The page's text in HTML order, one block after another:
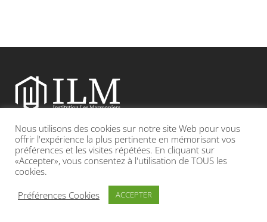
Etablissement catholique sous contrat d’association avec l’Etat
Adresse : 19, Grande rue 69420 CONDRIEU
INFOS LÉGALES POLITIQUE DE CONFIDENTIALITÉ
Nous utilisons des cookies sur notre site Web pour vous
offrir l'expérience la plus pertinente en mémorisant vos
préférences et les visites répétées. En cliquant sur
«Accepter», vous consentez à l'utilisation de TOUS les
cookies.
Préférences Cookies
ACCEPTER